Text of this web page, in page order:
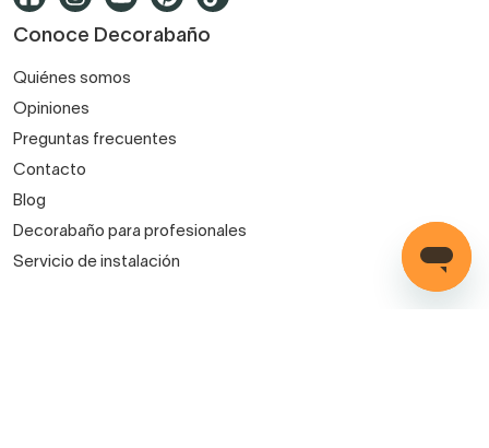
Conoce Decorabaño
Quiénes somos
Opiniones
Preguntas frecuentes
Contacto
Blog
Decorabaño para profesionales
Servicio de instalación